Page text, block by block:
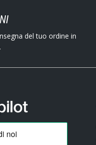
del tuo ordine in